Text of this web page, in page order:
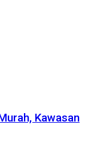
Kawasan